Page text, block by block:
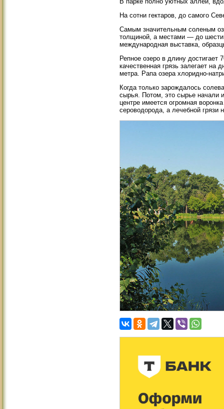
На сотни гектаров, до самого
Самым значительным соленым
толщиной, а местами — до шести
международная выставка,
Репное озеро в длину
качественная грязь залегает на
метра. Рапа озера хлоридно-
Когда только зарождалось
сырья. Потом, это сырье начали
центре имеется огромная
сероводорода, а лечебной грязи